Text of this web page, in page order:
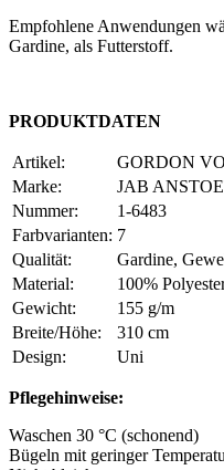
Empfohlene Anwendungen
Gardine, als Futterstoff.
PRODUKTDATEN
Artikel:
GORDON
Marke:
JAB
Nummer:
1-6483
Farbvarianten: 7
Qualität:
Gardine,
Material:
100%
Gewicht:
155 g/m
Breite/Höhe:
310 cm
Design:
Uni
Pflegehinweise:
Waschen 30 °C (schonend)
Bügeln mit geringer